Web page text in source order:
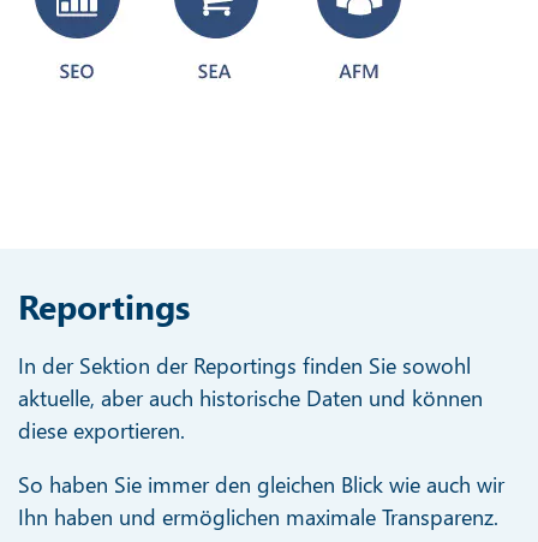
Reportings
In der Sektion der Reportings finden Sie sowohl
aktuelle, aber auch historische Daten und können
diese exportieren.
So haben Sie immer den gleichen Blick wie auch wir
Ihn haben und ermöglichen maximale Transparenz.